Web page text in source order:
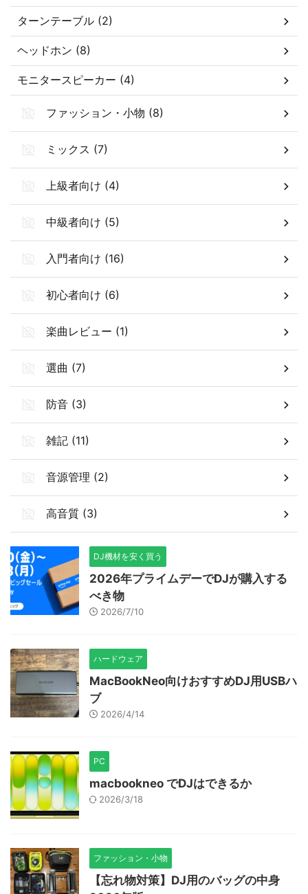
ターンテーブル (2)
ヘッドホン (8)
モニタースピーカー (4)
ファッション・小物 (8)
ミックス (7)
上級者向け (4)
中級者向け (5)
入門者向け (16)
初心者向け (6)
楽曲レビュー (1)
選曲 (7)
防音 (3)
雑記 (11)
音源管理 (2)
高音質 (3)
DJ機材を安く買う
2026年プライムデーでDJが購入する
べき物
2026/7/10
ハードウェア
MacBookNeo向けおすすめDJ用USBハ
ブ
2026/4/14
PC
macbookneo でDJはできるか
2026/3/18
ファッション・小物
【忘れ物対策】DJ用のバッグの中身